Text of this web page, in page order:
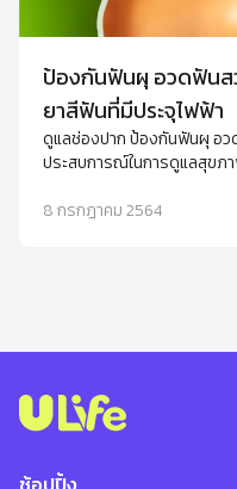
ป้องกันฟันผุ อวดฟัน
ยาสีฟันที่มีประจุไฟฟ้า
ดูแลช่องปาก ป้องกันฟันผุ อว
ประสบการณ์ในการดูแลสุขภ
อย่างมั่นใจมากกว่าที่เคย
8 กรกฎาคม 2564